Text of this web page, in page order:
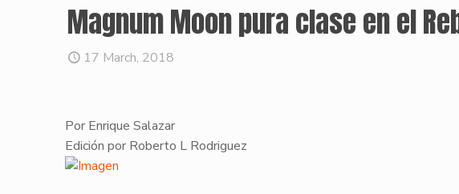
Magnum Moon pura clase en el
17 March, 2018
Por Enrique Salazar
​Edición por Roberto L Rodriguez